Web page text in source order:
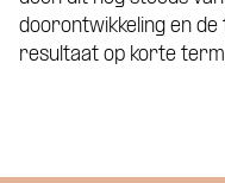
doorontwikkeling en
resultaat op korte